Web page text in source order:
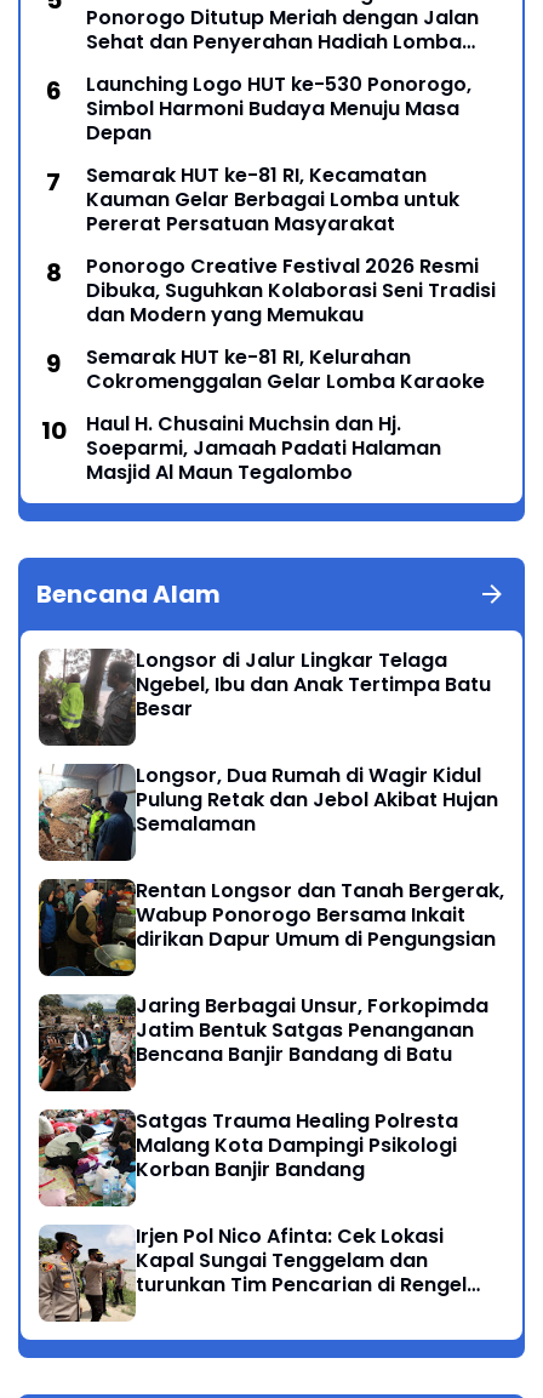
Ponorogo Ditutup Meriah dengan Jalan
Sehat dan Penyerahan Hadiah Lomba
Launching Logo HUT ke-530 Ponorogo,
Simbol Harmoni Budaya Menuju Masa
Depan
Semarak HUT ke-81 RI, Kecamatan
Kauman Gelar Berbagai Lomba untuk
Pererat Persatuan Masyarakat
Ponorogo Creative Festival 2026 Resmi
Dibuka, Suguhkan Kolaborasi Seni Tradisi
dan Modern yang Memukau
Semarak HUT ke-81 RI, Kelurahan
Cokromenggalan Gelar Lomba Karaoke
Haul H. Chusaini Muchsin dan Hj.
Soeparmi, Jamaah Padati Halaman
Masjid Al Maun Tegalombo
Bencana Alam
Longsor di Jalur Lingkar Telaga
Ngebel, Ibu dan Anak Tertimpa Batu
Besar
Longsor, Dua Rumah di Wagir Kidul
Pulung Retak dan Jebol Akibat Hujan
Semalaman
Rentan Longsor dan Tanah Bergerak,
Wabup Ponorogo Bersama Inkait
dirikan Dapur Umum di Pengungsian
Jaring Berbagai Unsur, Forkopimda
Jatim Bentuk Satgas Penanganan
Bencana Banjir Bandang di Batu
Satgas Trauma Healing Polresta
Malang Kota Dampingi Psikologi
Korban Banjir Bandang
Irjen Pol Nico Afinta: Cek Lokasi
Kapal Sungai Tenggelam dan
turunkan Tim Pencarian di Rengel